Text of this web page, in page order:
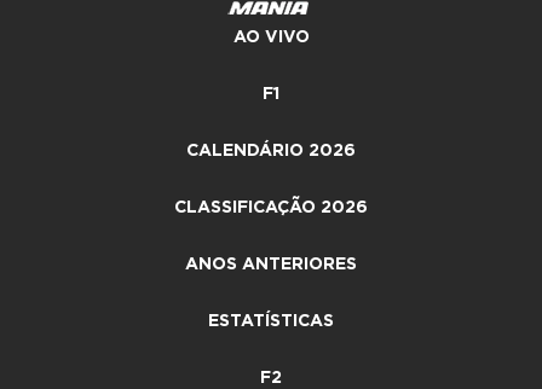
AO VIVO
F1
CALENDÁRIO 2026
CLASSIFICAÇÃO 2026
ANOS ANTERIORES
ESTATÍSTICAS
F2